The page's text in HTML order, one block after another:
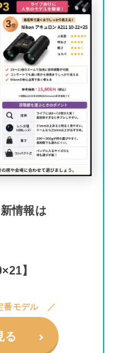
情報は
】
番モデル
る